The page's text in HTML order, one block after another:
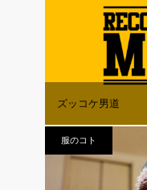
ズッコケ男道
服のコト